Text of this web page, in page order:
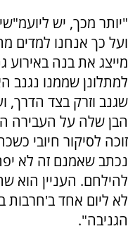
"יותר מכך, יש
ועל כך אנחנו למדים
מייצג את בנה באירוע
למתלונן שממנו נגנב
שגנב וזרק בצד הדרך,
הבן שלה על העבירה
זוכה לסיקור חיובי
נכתב שאמנם זה לא
להילחם. העניין הוא
לא ליום אחד ב'חרבות
הגניבה".